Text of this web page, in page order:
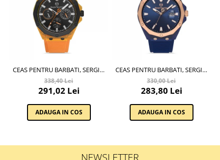
CEAS PENTRU BARBATI, SERGIO
TACCHINI STREAMLINE,
ST.1.10196.6
338,40 Lei
291,02 Lei
ADAUGA IN COS
CEAS PENTRU BARBATI, SERGIO
TACCHINI STREAMLINE,
ST.1.10197.4
330,00 Lei
283,80 Lei
ADAUGA IN COS
NEWSLETTER